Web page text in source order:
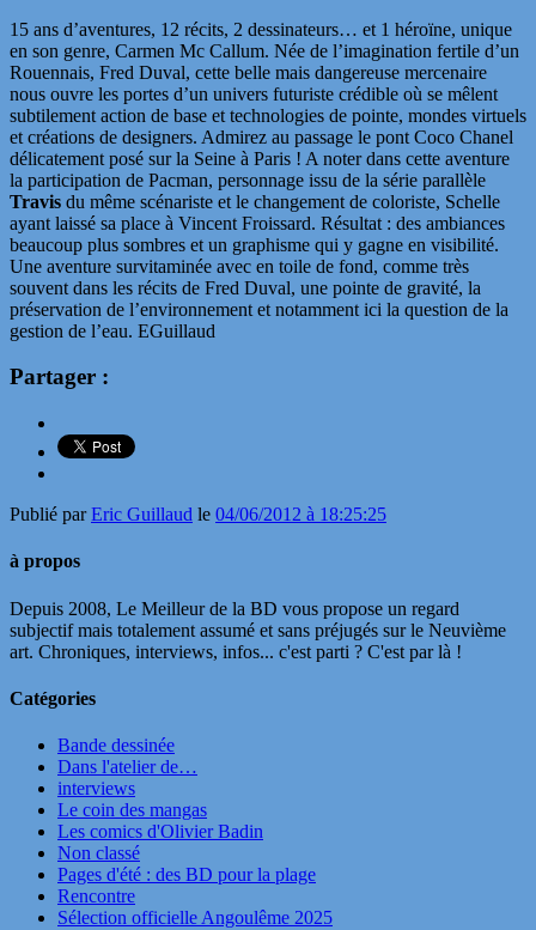
15 ans d’aventures, 12 récits, 2 dessinateurs… et 1 héroïne, unique
en son genre, Carmen Mc Callum. Née de l’imagination fertile d’un
Rouennais, Fred Duval, cette belle mais dangereuse mercenaire
nous ouvre les portes d’un univers futuriste crédible où se mêlent
subtilement action de base et technologies de pointe, mondes virtuels
et créations de designers. Admirez au passage le pont Coco Chanel
délicatement posé sur la Seine à Paris ! A noter dans cette aventure
la participation de Pacman, personnage issu de la série parallèle
Travis du même scénariste et le changement de coloriste, Schelle
ayant laissé sa place à Vincent Froissard. Résultat : des ambiances
beaucoup plus sombres et un graphisme qui y gagne en visibilité.
Une aventure survitaminée avec en toile de fond, comme très
souvent dans les récits de Fred Duval, une pointe de gravité, la
préservation de l’environnement et notamment ici la question de la
gestion de l’eau. EGuillaud
Partager :
Publié parEric Guillaud le 04/06/2012 à 18:25:25
à propos
Depuis 2008, Le Meilleur de la BD vous propose un regard
subjectif mais totalement assumé et sans préjugés sur le Neuvième
art. Chroniques, interviews, infos... c'est parti ? C'est par là !
Catégories
Bande dessinée
Dans l'atelier de…
interviews
Le coin des mangas
Les comics d'Olivier Badin
Non classé
Pages d'été : des BD pour la plage
Rencontre
Sélection officielle Angoulême 2025